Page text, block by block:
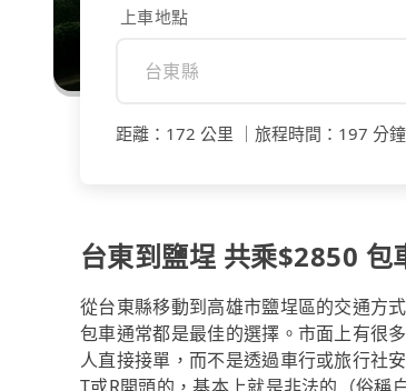
上車地點
距離 ： 172 公里 旅程時間 ： 197 分鐘
台東到鹽埕 共乘$2850 包
從台東縣移動到高雄市鹽埕區的交通方
包車通常都是最佳的選擇。市面上有很
人直接接單，而不是透過車行或旅行社
T或R開頭的，基本上就是非法的（俗稱